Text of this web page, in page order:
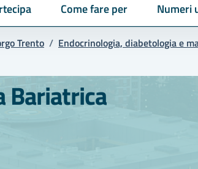
Come fare per Numeri
Trento / Endocrinologia, diabetologia e
Bariatrica